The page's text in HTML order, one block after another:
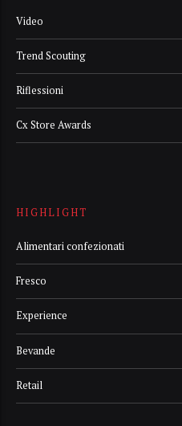
Video
Trend Scouting
Riflessioni
Cx Store Awards
HIGHLIGHT
Alimentari confezionati
Fresco
Experience
Bevande
Retail